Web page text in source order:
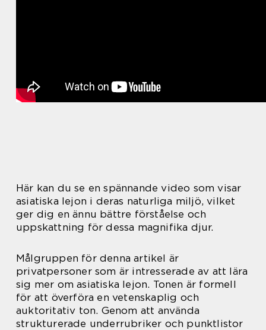
Här kan du se en spännande video som visar
asiatiska lejon i deras naturliga miljö, vilket
ger dig en ännu bättre förståelse och
uppskattning för dessa magnifika djur.
Målgruppen för denna artikel är
privatpersoner som är intresserade av att lära
sig mer om asiatiska lejon. Tonen är formell
för att överföra en vetenskaplig och
auktoritativ ton. Genom att använda
strukturerade underrubriker och punktlistor